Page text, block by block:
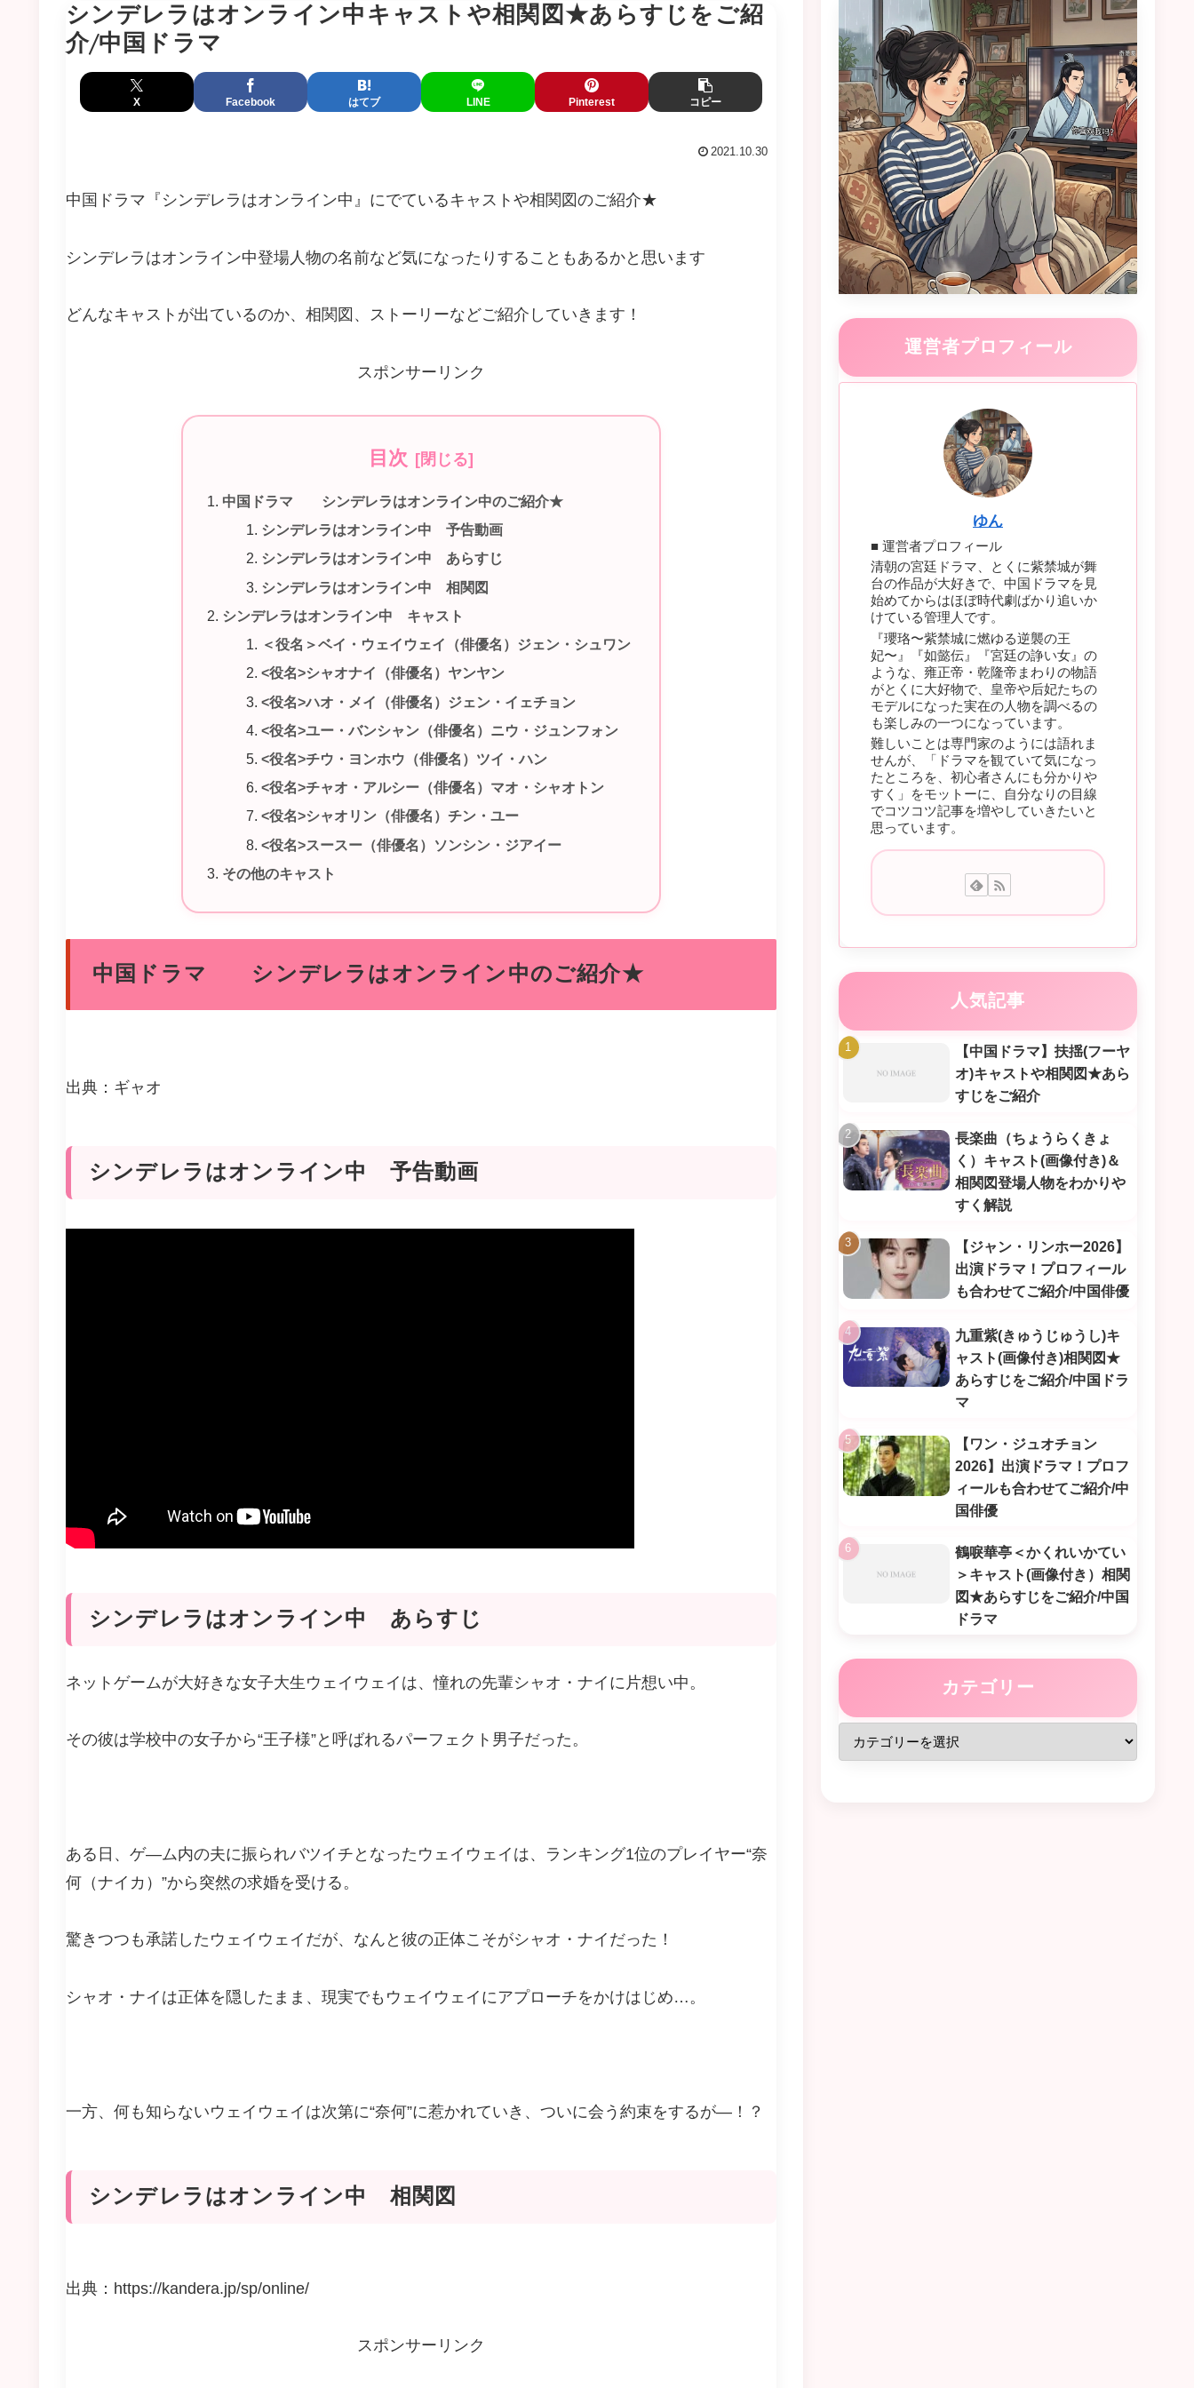
シンデレラはオンライン中キャストや相関図★あらすじをご紹
介/中国ドラマ
X Facebook はてブ LINE Pinterest コピー
2021.10.30
中国ドラマ『シンデレラはオンライン中』にでているキャストや相関図のご紹介★
シンデレラはオンライン中登場人物の名前など気になったりすることもあるかと思います
どんなキャストが出ているのか、相関図、ストーリーなどご紹介していきます！
スポンサーリンク
目次
中国ドラマ シンデレラはオンライン中のご紹介★
シンデレラはオンライン中 予告動画
シンデレラはオンライン中 あらすじ
シンデレラはオンライン中 相関図
シンデレラはオンライン中 キャスト
＜役名＞ベイ・ウェイウェイ（俳優名）ジェン・シュワン
<役名>シャオナイ（俳優名）ヤンヤン
<役名>ハオ・メイ（俳優名）ジェン・イェチョン
<役名>ユー・バンシャン（俳優名）ニウ・ジュンフォン
<役名>チウ・ヨンホウ（俳優名）ツイ・ハン
<役名>チャオ・アルシー（俳優名）マオ・シャオトン
<役名>シャオリン（俳優名）チン・ユー
<役名>スースー（俳優名）ソンシン・ジアイー
その他のキャスト
中国ドラマ シンデレラはオンライン中のご紹介★
出典：ギャオ
シンデレラはオンライン中 予告動画
シンデレラはオンライン中 あらすじ
ネットゲームが大好きな女子大生ウェイウェイは、憧れの先輩シャオ・ナイに片想い中。
その彼は学校中の女子から“王子様”と呼ばれるパーフェクト男子だった。
ある日、ゲ―ム内の夫に振られバツイチとなったウェイウェイは、ランキング1位のプレイヤー“奈
何（ナイカ）”から突然の求婚を受ける。
驚きつつも承諾したウェイウェイだが、なんと彼の正体こそがシャオ・ナイだった！
シャオ・ナイは正体を隠したまま、現実でもウェイウェイにアプローチをかけはじめ…。
一方、何も知らないウェイウェイは次第に“奈何”に惹かれていき、ついに会う約束をするが—！？
シンデレラはオンライン中 相関図
出典：https://kandera.jp/sp/online/
スポンサーリンク
運営者プロフィール
ゆん
■ 運営者プロフィール
清朝の宮廷ドラマ、とくに紫禁城が舞
台の作品が大好きで、中国ドラマを見
始めてからはほぼ時代劇ばかり追いか
けている管理人です。
『瓔珞〜紫禁城に燃ゆる逆襲の王
妃〜』『如懿伝』『宮廷の諍い女』の
ような、雍正帝・乾隆帝まわりの物語
がとくに大好物で、皇帝や后妃たちの
モデルになった実在の人物を調べるの
も楽しみの一つになっています。
難しいことは専門家のようには語れま
せんが、「ドラマを観ていて気になっ
たところを、初心者さんにも分かりや
すく」をモットーに、自分なりの目線
でコツコツ記事を増やしていきたいと
思っています。
人気記事
【中国ドラマ】扶揺(フーヤ
オ)キャストや相関図★あら
すじをご紹介
長楽曲（ちょうらくきょ
く）キャスト(画像付き)＆
相関図登場人物をわかりや
すく解説
【ジャン・リンホー2026】
出演ドラマ！プロフィール
も合わせてご紹介/中国俳優
九重紫(きゅうじゅうし)キ
ャスト(画像付き)相関図★
あらすじをご紹介/中国ドラ
マ
【ワン・ジュオチョン
2026】出演ドラマ！プロフ
ィールも合わせてご紹介/中
国俳優
鶴唳華亭＜かくれいかてい
＞キャスト(画像付き）相関
図★あらすじをご紹介/中国
ドラマ
カテゴリー